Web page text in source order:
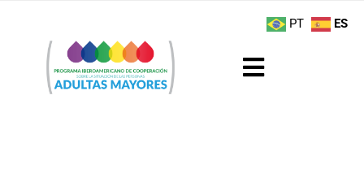
contenido
Toggle
PT ES